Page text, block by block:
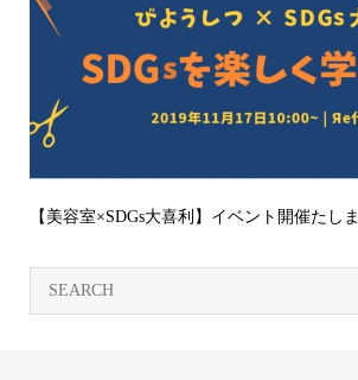
【美容室×SDGs大喜利】イベント開催たし